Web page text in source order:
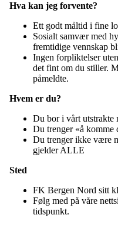
Hva kan jeg forvente?
Ett godt måltid i fine
Sosialt samvær med
fremtidige vennskap
Ingen forpliktelser
det fint om du stiller.
påmeldte.
Hvem er du?
Du bor i vårt utstrakte
Du trenger «å komme
Du trenger ikke være
gjelder ALLE
Sted
FK Bergen Nord sitt
Følg med på våre
tidspunkt.